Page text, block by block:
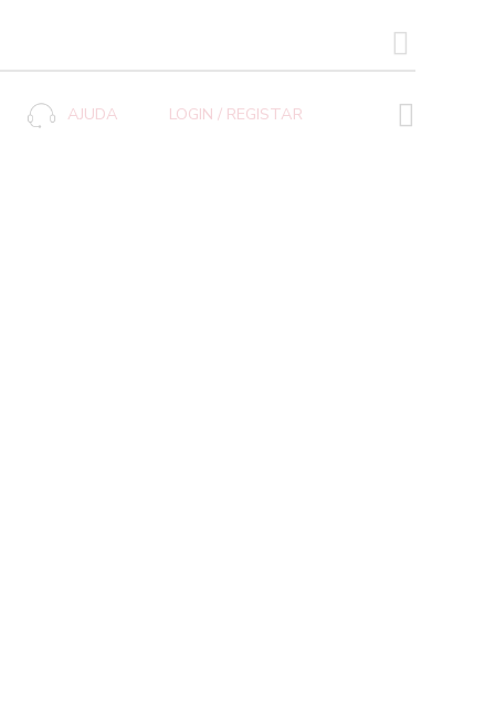
SEARCH BUTTON
AJUDA
LOGIN / REGISTAR